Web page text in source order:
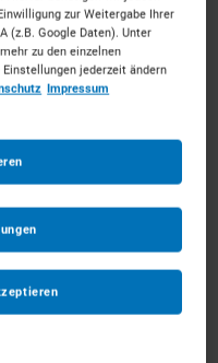
Mieten Sie die
Unkompliziert, zu
Experten-
im Raum
zur Weitergabe Ihrer
(z.B. Google Daten). Unter
zu den einzelnen
jederzeit ändern
Impressum